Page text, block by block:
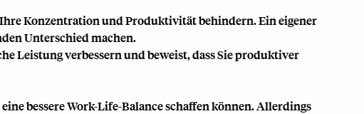
Konzentration und Produktivität behindern. Ein eigener
Unterschied machen.
Leistung verbessern und beweist, dass Sie produktiver
bessere Work-Life-Balance schaffen können. Allerdings